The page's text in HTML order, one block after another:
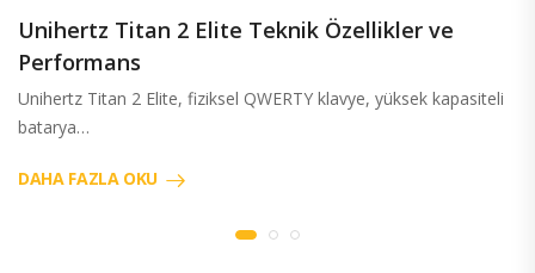
Unihertz Titan 2 Elite Teknik Özellikler ve
Performans
Unihertz Titan 2 Elite, fiziksel QWERTY klavye, yüksek kapasiteli
batarya…
DAHA FAZLA OKU